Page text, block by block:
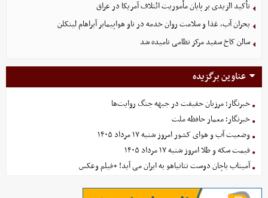
تأکید الزیدی بر پایان مأموریت ائتلاف آمریکا در عراق
بحران آب، غذا و سلامت روان خدمه در ناو هواپیمابر آبراهام لینکلن
سالن کاخ سفید مرکز نظامی نامیده شد
عناوین برگزیده
خبرنگار؛ مرزبان حقیقت در جبهه جنگ روایت‌ها
خبرنگار؛ معمار حافظه ملت
وضعیت آب و هوای کشور امروز شنبه ۱۷ مرداد ۱۴۰۵
قیمت سکه و طلا امروز شنبه ۱۷ مرداد ۱۴۰۵
آمیتاب باچان دوست نتانیاهو به ایران می آید! +فیلم وعکس